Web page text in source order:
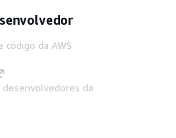
da AWS
da